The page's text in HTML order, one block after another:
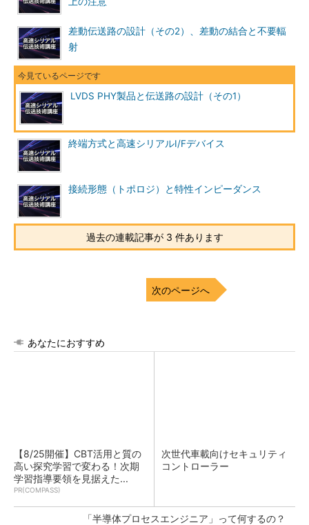
差動伝送路の設計（その2）、差動の結合と不要輻
射
LVDS PHY製品と伝送路の設計（その1）
終端方式と高速シリアルI/Fデバイス
接続形態（トポロジ）と特性インピーダンス
過去の連載記事が 3 件あります
次のページへ
あなたにおすすめ
【8/25開催】CBT活用と質の
高い探究学習で変わる！次期
学習指導要領を見据えた...
PR(COMPASS)
次世代車載向けセキュリティ
コントローラー
「半導体プロセスエンジニア」って何するの？